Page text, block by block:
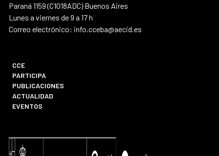
Paraná 1159 (C1018ADC) Buenos Aires
Lunes a viernes de 9 a 17 h
Correo electrónico: info.cceba@aecid.es
CCE
PARTICIPA
PUBLICACIONES
ACTUALIDAD
EVENTOS